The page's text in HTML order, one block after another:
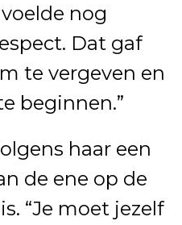
nog
Dat gaf
te vergeven en
beginnen.”
haar een
de ene op de
“Je moet jezelf